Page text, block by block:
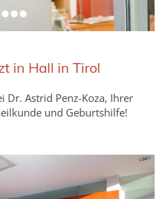
in Hall in Tirol
Astrid Penz-Koza, Ihrer
und Geburtshilfe!